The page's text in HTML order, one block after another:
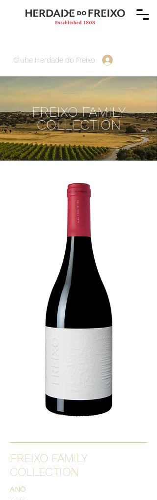
Clube Herdade do Freixo
FREIXO FAMILY
COLLECTION
FREIXO FAMILY
COLLECTION
ANO